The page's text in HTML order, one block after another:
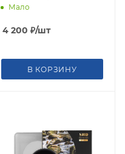
нейтрально-серый
Мало
4 200 ₽/шт
В КОРЗИНУ